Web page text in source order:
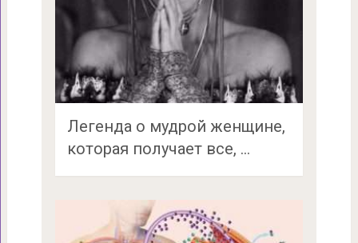
Легенда о мудрой женщине,
которая получает все, …